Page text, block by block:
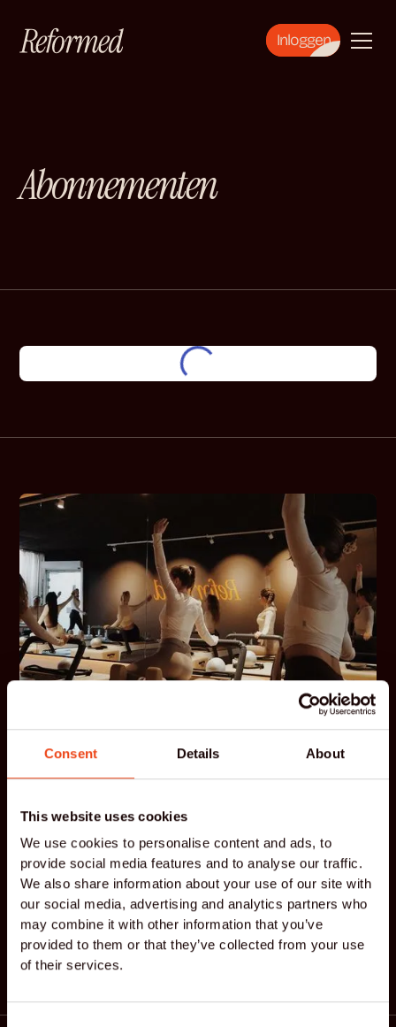
Consent Details About
This website uses cookies
We use cookies to personalise content and ads, to
provide social media features and to analyse our traffic.
We also share information about your use of our site with
our social media, advertising and analytics partners who
may combine it with other information that you’ve
provided to them or that they’ve collected from your use
of their services.
Inloggen
Abonnementen
Klaar voor een nieuwe
Ervaar zelf hoe effectief én fijn Reformer Pilates
voelt. Boek een proefles of neem contact op.
Neem contact op